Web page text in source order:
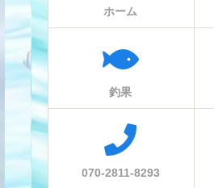
ホーム
釣果
070-2811-8293